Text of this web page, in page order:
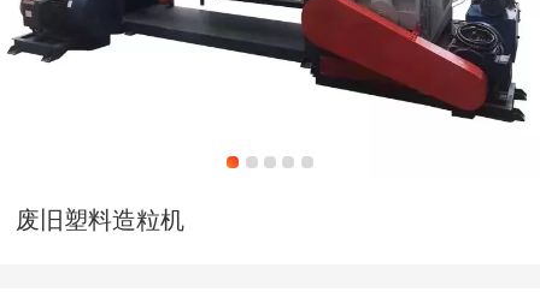
废旧塑料造粒机